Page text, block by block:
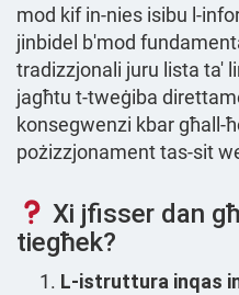
mod kif in-nies isibu l-
jinbidel b'mod
tradizzjonali juru lista ta'
jagħtu t-tweġiba
konsegwenzi kbar għall-
pożizzjonament tas-sit
Xi jfisser dan
tiegħek?
L-istruttura inqas